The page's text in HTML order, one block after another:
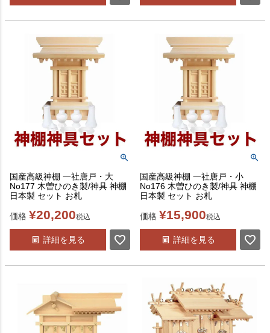
国産高級神棚 一社唐戸・大
No177 木曽ひのき製/神具 神棚
日本製 セット お札
価格 ¥20,200税込
詳細を見る
国産高級神棚 一社唐戸・小
No176 木曽ひのき製/神具 神棚
日本製 セット お札
価格 ¥15,900税込
詳細を見る